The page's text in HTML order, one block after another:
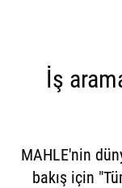
İş
MAHLE'nin
bakış için